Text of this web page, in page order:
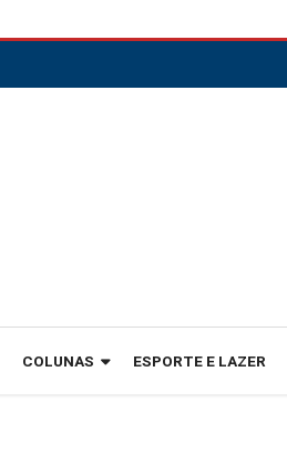
COLUNAS ESPORTE E LAZER